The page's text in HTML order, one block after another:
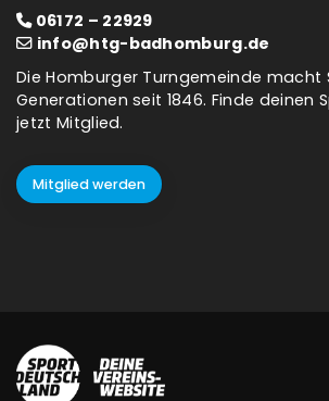
06172 – 22929
info@htg-badhomburg.de
Die Homburger Turngemeinde macht
Generationen seit 1846. Finde deinen
jetzt Mitglied.
Mitglied werden